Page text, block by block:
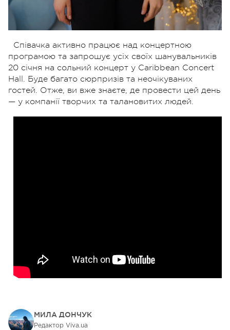
Співачка активно працює над концертною
програмою та запрошує усіх своїх шанувальників
20 січня на сольний концерт у Caribbean Concert
Hall. Буде багато сюрпризів та неочікуваних
гостей. Отже, ви вже знаєте, де провести цей день
— у компанії творчих та талановитих людей.
МИЛА ДОНЧУК
Редактор Viva.ua